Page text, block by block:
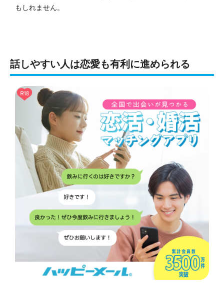
もしれません。
話しやすい人は恋愛も有利に進められる